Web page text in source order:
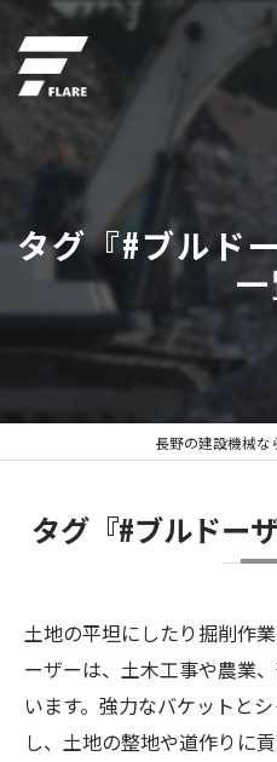
タグ『#ブルド
長野の建設機械な
タグ『#ブルドー
土地の平坦にしたり掘削作
ーザーは、土木工事や農業
います。強力なバケットと
し、土地の整地や道作りに